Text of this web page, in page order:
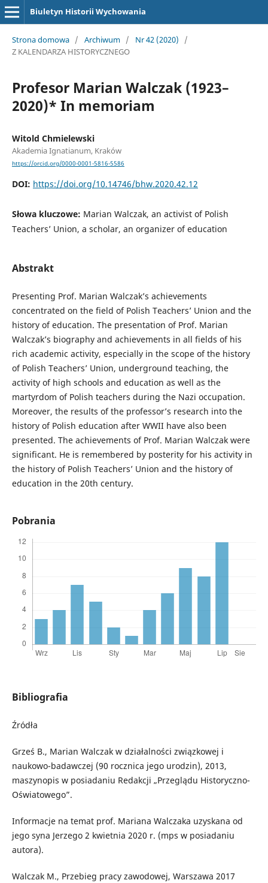
Biuletyn Historii Wychowania
Strona domowa / Archiwum / Nr 42 (2020)
/
Z KALENDARZA HISTORYCZNEGO
Profesor Marian Walczak (1923–
2020)* In memoriam
Witold Chmielewski
Akademia Ignatianum, Kraków
https://orcid.org/0000-0001-5816-5586
DOI: https://doi.org/10.14746/bhw.2020.42.12
Słowa kluczowe: Marian Walczak, an activist of Polish
Teachers’ Union, a scholar, an organizer of education
Abstrakt
Presenting Prof. Marian Walczak’s achievements
concentrated on the field of Polish Teachers’ Union and the
history of education. The presentation of Prof. Marian
Walczak’s biography and achievements in all fields of his
rich academic activity, especially in the scope of the history
of Polish Teachers’ Union, underground teaching, the
activity of high schools and education as well as the
martyrdom of Polish teachers during the Nazi occupation.
Moreover, the results of the professor’s research into the
history of Polish education after WWII have also been
presented. The achievements of Prof. Marian Walczak were
significant. He is remembered by posterity for his activity in
the history of Polish Teachers’ Union and the history of
education in the 20th century.
Pobrania
Bibliografia
Źródła
Grześ B., Marian Walczak w działalności związkowej i
naukowo-badawczej (90 rocznica jego urodzin), 2013,
maszynopis w posiadaniu Redakcji „Przeglądu Historyczno-
Oświatowego”.
Informacje na temat prof. Mariana Walczaka uzyskana od
jego syna Jerzego 2 kwietnia 2020 r. (mps w posiadaniu
autora).
Walczak M., Przebieg pracy zawodowej, Warszawa 2017